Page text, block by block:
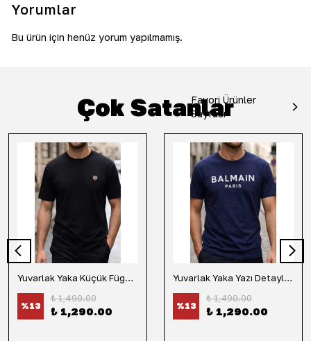
Yorumlar
Bu ürün için henüz yorum yapılmamış.
Çok Satanlar
Favori Ürünler
Sayfası
Yuvarlak Yaka Küçük Fügür Detaylı Tişört-Siyah
%13
₺ 1,490.00
₺ 1,290.00
Yuvarlak Yaka Yazı Detaylı Tişört-Lacivert
%13
₺ 1,490.00
₺ 1,290.00